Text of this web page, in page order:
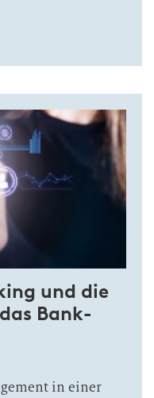
und die
Bank­
in einer